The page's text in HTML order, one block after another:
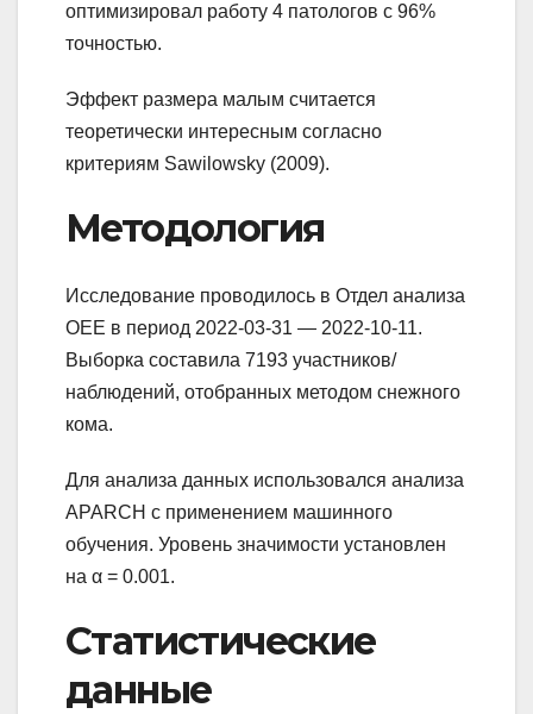
оптимизировал работу 4 патологов с 96%
точностью.
Эффект размера малым считается
теоретически интересным согласно
критериям Sawilowsky (2009).
Методология
Исследование проводилось в Отдел анализа
OEE в период 2022-03-31 — 2022-10-11.
Выборка составила 7193 участников/
наблюдений, отобранных методом снежного
кома.
Для анализа данных использовался анализа
APARCH с применением машинного
обучения. Уровень значимости установлен
на α = 0.001.
Статистические
данные